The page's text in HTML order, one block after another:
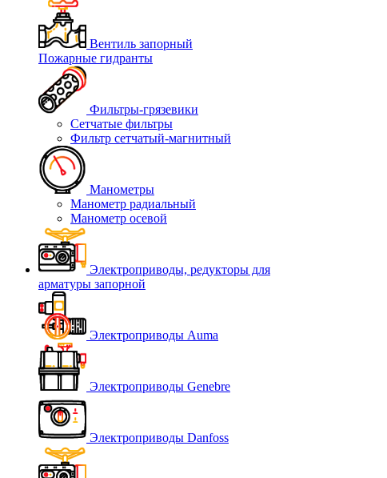
Вентиль запорный
Пожарные гидранты
Фильтры-грязевики
Сетчатые фильтры
Фильтр сетчатый-магнитный
Манометры
Манометр радиальный
Манометр осевой
Электроприводы, редукторы для
арматуры запорной
Электроприводы Auma
Электроприводы Genebre
Электроприводы Danfoss